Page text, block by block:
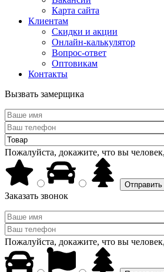
Карта сайта
Клиентам
Скидки и акции
Онлайн-калькулятор
Вопрос-ответ
Оптовикам
Контакты
Вызвать замерщика
Пожалуйста, докажите, что вы
Заказать звонок
Пожалуйста, докажите, что вы